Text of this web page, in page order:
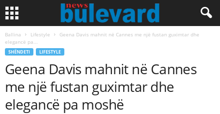
Ballina Lifestyle
Geena Davis mahnit në Cannes me një fustan guximtar dhe
elegancë pa...
SHËNDETI LIFESTYLE
Geena Davis mahnit në Cannes
me një fustan guximtar dhe
elegancë pa moshë